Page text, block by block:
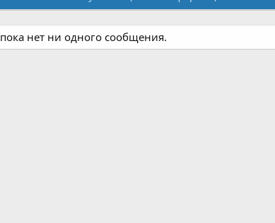
нет ни одного сообщения.